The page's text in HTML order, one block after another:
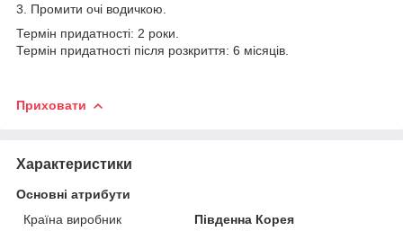
3. Промити очі водичкою.
Термін придатності: 2 роки.
Термін придатності після розкриття: 6 місяців.
Приховати
Характеристики
Основні атрибути
Країна виробник
Південна Корея